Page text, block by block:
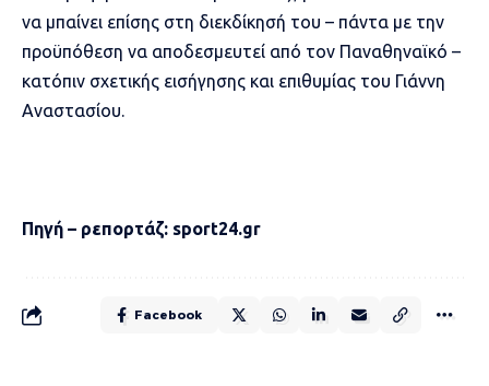
να μπαίνει επίσης στη διεκδίκησή του – πάντα με την
προϋπόθεση να αποδεσμευτεί από τον Παναθηναϊκό –
κατόπιν σχετικής εισήγησης και επιθυμίας του Γιάννη
Αναστασίου.
Πηγή – ρεπορτάζ: sport24.gr
Facebook